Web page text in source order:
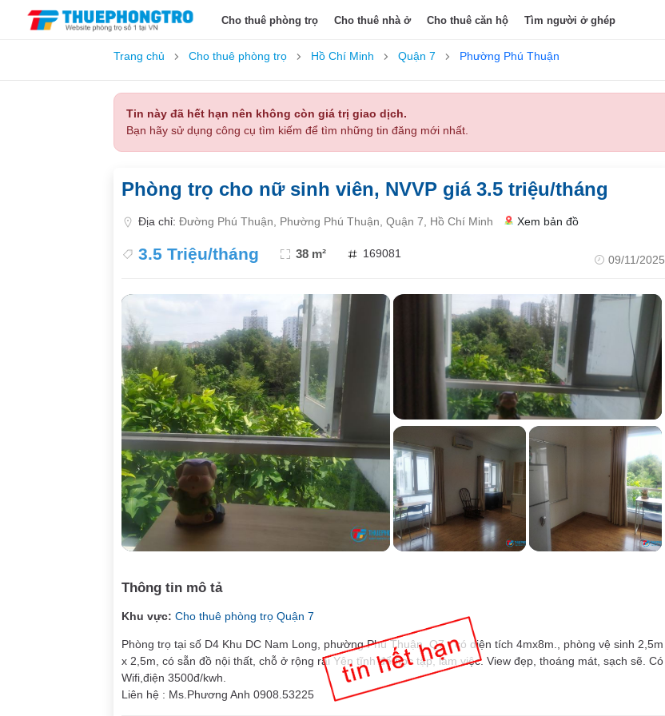
Cho thuê phòng trọ Cho thuê nhà ở Cho thuê căn hộ Tìm người ở ghép
Trang chủ Cho thuê phòng trọ Hồ Chí Minh Quận 7 Phường Phú Thuận
Tin này đã hết hạn nên không còn giá trị giao dịch.
Bạn hãy sử dụng công cụ tìm kiếm để tìm những tin đăng mới nhất.
Phòng trọ cho nữ sinh viên, NVVP giá 3.5 triệu/tháng
Địa chỉ: Đường Phú Thuận, Phường Phú Thuận, Quận 7, Hồ Chí Minh Xem bản đồ
3.5 Triệu/tháng 38 m² 169081 09/11/2025
Thông tin mô tả
Khu vực: Cho thuê phòng trọ Quận 7
Phòng trọ tại số D4 Khu DC Nam Long, phường Phú Thuận, Q7 - có diện tích 4mx8m., phòng vệ sinh 2,5m
x 2,5m, có sẵn đồ nội thất, chỗ ở rộng rãi Yên tĩnh để học tập, làm việc. View đẹp, thoáng mát, sạch sẽ. Có
Wifi,điện 3500đ/kwh.
Liên hệ : Ms.Phương Anh 0908.53225